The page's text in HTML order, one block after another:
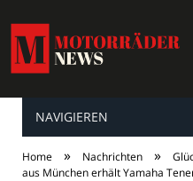
NAVIGIEREN
Home » Nachrichten »
aus München erhält Yamaha